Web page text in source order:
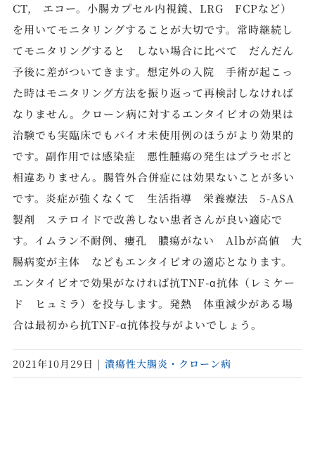
CT, エコー。小腸カプセル内視鏡、LRG FCPなど）
を用いてモニタリングすることが大切です。常時継続し
てモニタリングすると しない場合に比べて だんだん
予後に差がついてきます。想定外の入院 手術が起こっ
た時はモニタリング方法を振り返って再検討しなければ
なりません。クローン病に対するエンタイビオの効果は
治験でも実臨床でもバイオ未使用例のほうがより効果的
です。副作用では感染症 悪性腫瘍の発生はプラセボと
相違ありません。腸管外合併症には効果ないことが多い
です。炎症が強くなくて 生活指導 栄養療法 5-ASA
製剤 ステロイドで改善しない患者さんが良い適応で
す。イムラン不耐例、瘻孔 膿瘍がない Albが高値 大
腸病変が主体 などもエンタイビオの適応となります。
エンタイビオで効果がなければ抗TNF-α抗体（レミケー
ド ヒュミラ）を投与します。発熱 体重減少がある場
合は最初から抗TNF-α抗体投与がよいでしょう。
2021年10月29日 | 潰瘍性大腸炎・クローン病